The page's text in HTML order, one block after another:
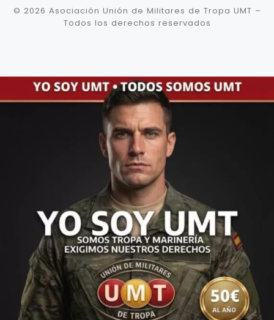
© 2026 Asociación Unión de Militares de Tropa UMT –
Todos los derechos reservados